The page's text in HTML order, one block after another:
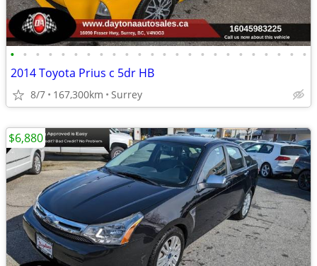
• • • • • • • • • • • • • • • • • • • • • • • •
2014 Toyota Prius c 5dr HB
8/7 167,300km Surrey
$6,880